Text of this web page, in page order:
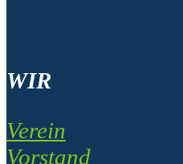
WIR
Verein
Vorstand